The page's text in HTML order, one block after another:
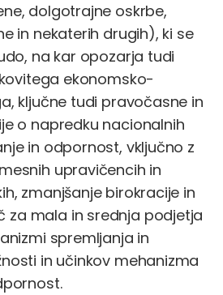
dolgotrajne oskrbe,
in nekaterih drugih), ki se
na kar opozarja tudi
ekonomsko-
ključne tudi pravočasne in
o napredku nacionalnih
in odpornost, vključno z
upravičencih in
zmanjšanje birokracije in
za mala in srednja podjetja
spremljanja in
in učinkov mehanizma